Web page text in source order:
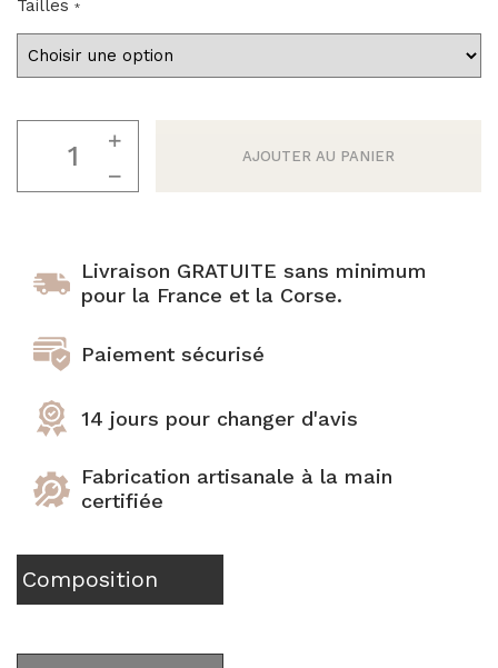
Joncs bouddhistes :
combien en porter ?
Joncs Bouddhistes:
comment sont ils bénis
bouddhistes
BRACELETS FINS
"Les Discrets"
37 coloris
Sélection Mix'n
Tous nos joncs en corne
Tailles
vert
AJOUTER AU PANIER
Livraison GRATUITE sans minimum
pour la France et la Corse.
Paiement sécurisé
14 jours pour changer d'avis
Fabrication artisanale à la main
certifiée
Composition